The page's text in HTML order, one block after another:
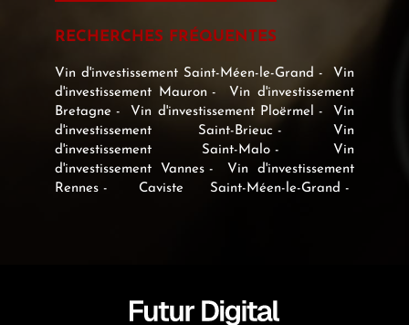
RECHERCHES FRÉQUENTES
Vin d'investissement Saint-Méen-le-Grand
Vin
d'investissement Mauron
Vin d'investissement
Bretagne
Vin d'investissement Ploërmel
Vin
d'investissement Saint-Brieuc
Vin
d'investissement Saint-Malo
Vin
d'investissement Vannes
Vin d'investissement
Rennes
Caviste Saint-Méen-le-Grand
Expert en vin Ploërmel
Expert en vin Saint-